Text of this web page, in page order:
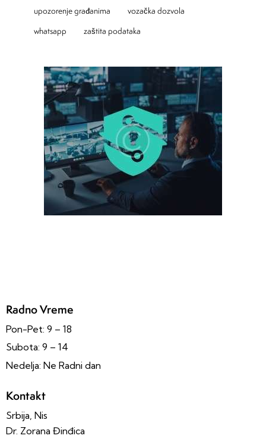
upozorenje građanima
vozačka dozvola
whatsapp
zaštita podataka
Radno Vreme
Pon-Pet: 9 – 18
Subota: 9 – 14
Nedelja: Ne Radni dan
Kontakt
Srbija, Nis
Dr. Zorana Đinđica